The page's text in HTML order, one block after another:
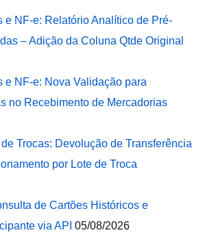
e NF-e: Relatório Analítico de Pré-
– Adição da Coluna Qtde Original
e NF-e: Nova Validação para
no Recebimento de Mercadorias
Trocas: Devolução de Transferência
por Lote de Troca
de Cartões Históricos e
via API 05/08/2026